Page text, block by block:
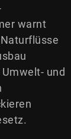
warnt
und